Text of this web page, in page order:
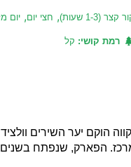
קצר (1-3 שעות) , חצי יום, יום
רמת קושי: קל
הוקם יער השירים
הפארק, שנפתח בשנים